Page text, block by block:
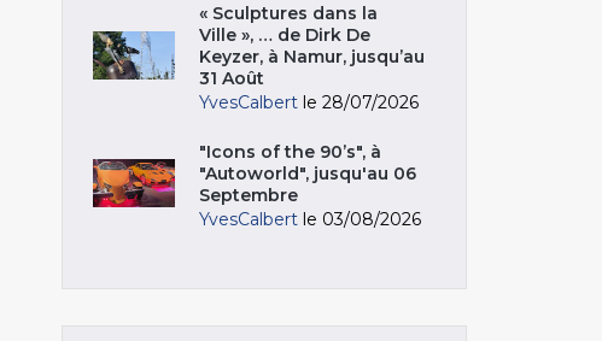
« Sculptures dans la
Ville », … de Dirk De
Keyzer, à Namur, jusqu’au
31 Août
YvesCalbert le 28/07/2026
"Icons of the 90’s", à
"Autoworld", jusqu'au 06
Septembre
YvesCalbert le 03/08/2026